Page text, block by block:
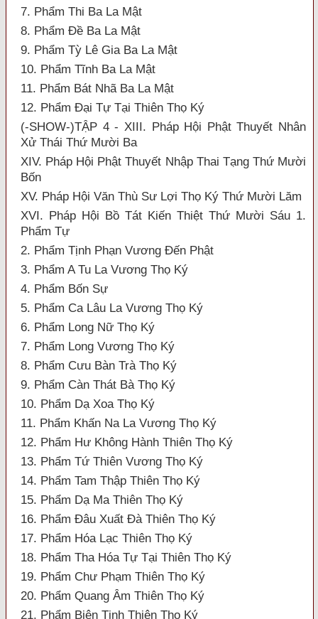
7. Phẩm Thi Ba La Mật
8. Phẩm Đề Ba La Mật
9. Phẩm Tỳ Lê Gia Ba La Mật
10. Phẩm Tĩnh Ba La Mật
11. Phẩm Bát Nhã Ba La Mật
12. Phẩm Đại Tự Tại Thiên Thọ Ký
(-SHOW-)TẬP 4 - XIII. Pháp Hội Phật Thuyết Nhân
Xử Thái Thứ Mười Ba
XIV. Pháp Hội Phật Thuyết Nhập Thai Tạng Thứ Mười
Bốn
XV. Pháp Hội Văn Thù Sư Lợi Thọ Ký Thứ Mười Lăm
XVI. Pháp Hội Bồ Tát Kiến Thiệt Thứ Mười Sáu 1.
Phẩm Tự
2. Phẩm Tịnh Phạn Vương Đến Phật
3. Phẩm A Tu La Vương Thọ Ký
4. Phẩm Bốn Sự
5. Phẩm Ca Lâu La Vương Thọ Ký
6. Phẩm Long Nữ Thọ Ký
7. Phẩm Long Vương Thọ Ký
8. Phẩm Cưu Bàn Trà Thọ Ký
9. Phẩm Càn Thát Bà Thọ Ký
10. Phẩm Dạ Xoa Thọ Ký
11. Phẩm Khấn Na La Vương Thọ Ký
12. Phẩm Hư Không Hành Thiên Thọ Ký
13. Phẩm Tứ Thiên Vương Thọ Ký
14. Phẩm Tam Thập Thiên Thọ Ký
15. Phẩm Dạ Ma Thiên Thọ Ký
16. Phẩm Đâu Xuất Đà Thiên Thọ Ký
17. Phẩm Hóa Lạc Thiên Thọ Ký
18. Phẩm Tha Hóa Tự Tại Thiên Thọ Ký
19. Phẩm Chư Phạm Thiên Thọ Ký
20. Phẩm Quang Âm Thiên Thọ Ký
21. Phẩm Biên Tịnh Thiên Thọ Ký